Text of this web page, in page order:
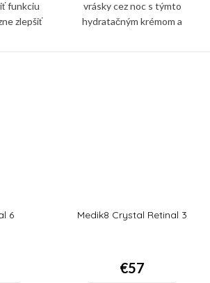
funkciu
zlepšiť
vrásky cez noc s týmto
hydratačným krémom a
6 Medik8 Crystal Retinal 3
€57